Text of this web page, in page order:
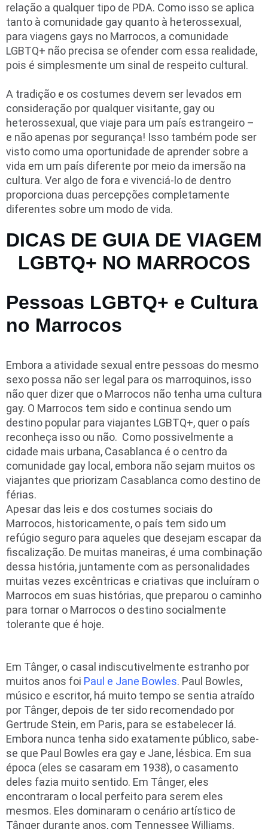
relação a qualquer tipo de PDA. Como isso se aplica
tanto à comunidade gay quanto à heterossexual,
para viagens gays no Marrocos, a comunidade
LGBTQ+ não precisa se ofender com essa realidade,
pois é simplesmente um sinal de respeito cultural.
A tradição e os costumes devem ser levados em
consideração por qualquer visitante, gay ou
heterossexual, que viaje para um país estrangeiro –
e não apenas por segurança! Isso também pode ser
visto como uma oportunidade de aprender sobre a
vida em um país diferente por meio da imersão na
cultura. Ver algo de fora e vivenciá-lo de dentro
proporciona duas percepções completamente
diferentes sobre um modo de vida.
DICAS DE GUIA DE VIAGEM
LGBTQ+ NO MARROCOS
Pessoas LGBTQ+ e Cultura
no Marrocos
Embora a atividade sexual entre pessoas do mesmo
sexo possa não ser legal para os marroquinos, isso
não quer dizer que o Marrocos não tenha uma cultura
gay. O Marrocos tem sido e continua sendo um
destino popular para viajantes LGBTQ+, quer o país
reconheça isso ou não. Como possivelmente a
cidade mais urbana, Casablanca é o centro da
comunidade gay local, embora não sejam muitos os
viajantes que priorizam Casablanca como destino de
férias.
Apesar das leis e dos costumes sociais do
Marrocos, historicamente, o país tem sido um
refúgio seguro para aqueles que desejam escapar da
fiscalização. De muitas maneiras, é uma combinação
dessa história, juntamente com as personalidades
muitas vezes excêntricas e criativas que incluíram o
Marrocos em suas histórias, que preparou o caminho
para tornar o Marrocos o destino socialmente
tolerante que é hoje.
Em Tânger, o casal indiscutivelmente estranho por
muitos anos foi Paul e Jane Bowles. Paul Bowles,
músico e escritor, há muito tempo se sentia atraído
por Tânger, depois de ter sido recomendado por
Gertrude Stein, em Paris, para se estabelecer lá.
Embora nunca tenha sido exatamente público, sabe-
se que Paul Bowles era gay e Jane, lésbica. Em sua
época (eles se casaram em 1938), o casamento
deles fazia muito sentido. Em Tânger, eles
encontraram o local perfeito para serem eles
mesmos. Eles dominaram o cenário artístico de
Tânger durante anos, com Tennessee Williams,